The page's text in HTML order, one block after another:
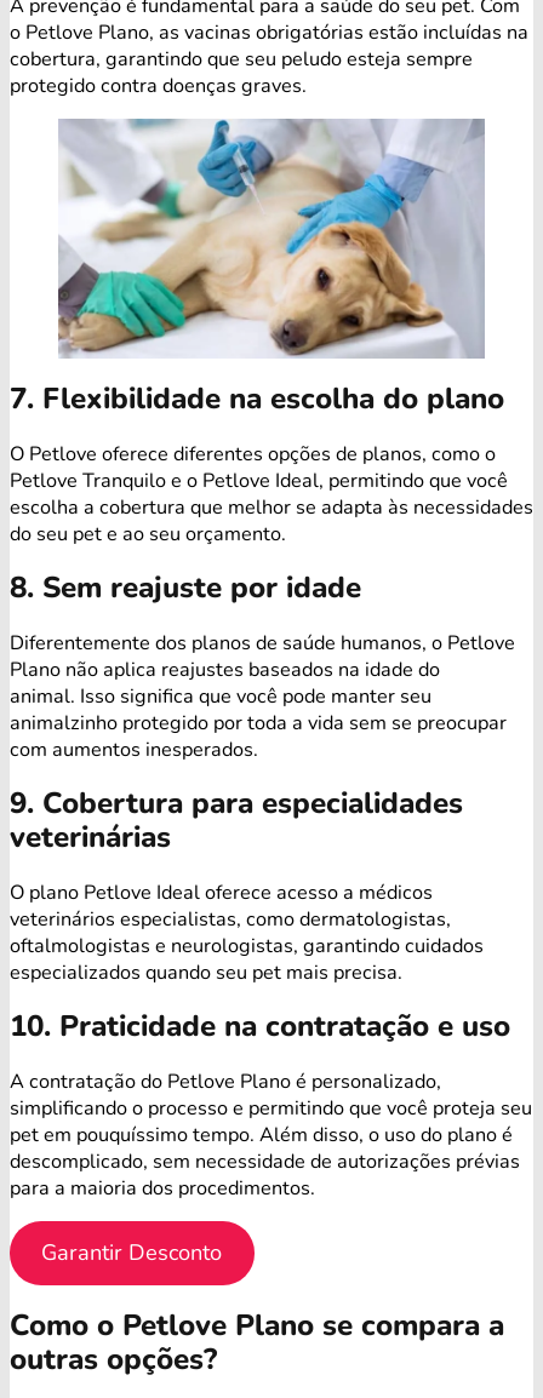
A prevenção é fundamental para a saúde do seu pet. Com
o Petlove Plano, as vacinas obrigatórias estão incluídas na
cobertura, garantindo que seu peludo esteja sempre
protegido contra doenças graves.
7. Flexibilidade na escolha do plano
O Petlove oferece diferentes opções de planos, como o
Petlove Tranquilo e o Petlove Ideal, permitindo que você
escolha a cobertura que melhor se adapta às necessidades
do seu pet e ao seu orçamento.
8. Sem reajuste por idade
Diferentemente dos planos de saúde humanos, o Petlove
Plano não aplica reajustes baseados na idade do
animal. Isso significa que você pode manter seu
animalzinho protegido por toda a vida sem se preocupar
com aumentos inesperados.
9. Cobertura para especialidades
veterinárias
O plano Petlove Ideal oferece acesso a médicos
veterinários especialistas, como dermatologistas,
oftalmologistas e neurologistas, garantindo cuidados
especializados quando seu pet mais precisa.
10. Praticidade na contratação e uso
A contratação do Petlove Plano é personalizado,
simplificando o processo e permitindo que você proteja seu
pet em pouquíssimo tempo. Além disso, o uso do plano é
descomplicado, sem necessidade de autorizações prévias
para a maioria dos procedimentos.
Garantir Desconto
Como o Petlove Plano se compara a
outras opções?